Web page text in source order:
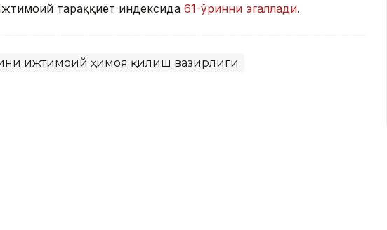
тараққиёт индексида 61-ўринни эгаллади.
ижтимоий ҳимоя қилиш вазирлиги